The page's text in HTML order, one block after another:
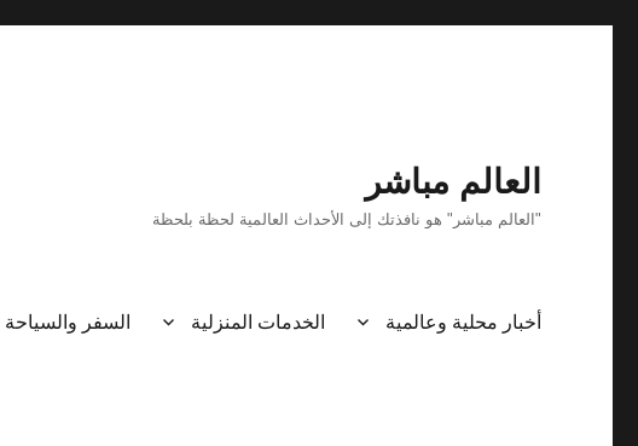
العالم مباشر
"العالم مباشر" هو نافذتك إلى الأحداث العالمية لحظة بلحظة
أخبار محلية وعالمية الخدمات المنزلية السفر والسياحة